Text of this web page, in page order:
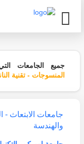
جميع الجامعات
المنسوجات - تقنية
جامعات الابتعاث -
والهندسة